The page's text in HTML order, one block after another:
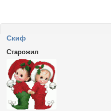
Cкиф
Старожил